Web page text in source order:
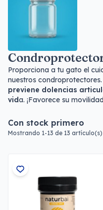
Proporciona a tu gato el
nuestros condroprotectores.
previene dolencias
vida. ¡Favorece su
Con stock primero
Mostrando 1-13 de 13 artículo(s)